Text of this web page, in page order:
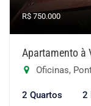
R$ 750.000
Apartamento à
Oficinas,
2 Quartos 2